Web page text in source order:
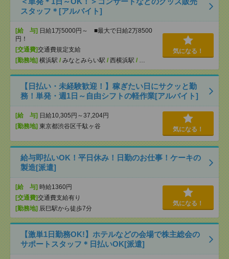
スタッフ＊[アルバイト]
[給 与] 日給1万5000円～ ■最大で日給2万8500
円！
[交通費]交通費規定支給
[勤務地] 横浜駅 / みなとみらい駅 / 西横浜駅 /
気になる！
【日払い・未経験歓迎！】稼ぎたい日にサクッと勤
務！単発・週1日～自由シフトの軽作業[アルバイト]
[給 与] 日給10,305円～37,204円
[勤務地] 東京都渋谷区千駄ヶ谷 気になる！
給与即払いOK！平日休み！日勤のお仕事！ケーキの
製造[派遣]
[給 与] 時給1360円
[交通費]交通費支給有り
[勤務地] 辰巳駅から徒歩7分
気になる！
【激単1日勤務OK!】ホテルなどの会場で株主総会の
サポートスタッフ＊日払いOK[派遣]